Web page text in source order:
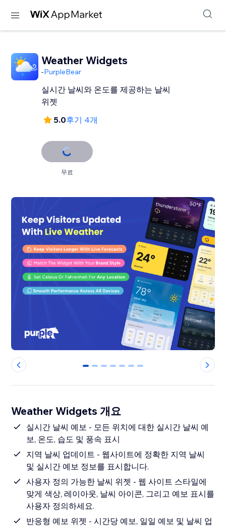
Weather Widgets
-PurpleBear
실시간 날씨와 온도를 제공하는 날씨
위젯
5.0후기 4개
무료
0 1 2 3 4 5 6
Weather Widgets 개요
실시간 날씨 예보 - 모든 위치에 대한 실시간 날씨 예
보, 온도, 습도 및 풍속 표시
지역 날씨 업데이트 - 웹사이트에 정확한 지역 날씨
및 실시간 예보 정보를 표시합니다.
사용자 정의 가능한 날씨 위젯 - 웹 사이트 스타일에
맞게 색상, 레이아웃, 날씨 아이콘, 그리고 예보 표시를
사용자 정의하세요.
반응형 예보 위젯 - 시간당 예보, 일일 예보 및 날씨 업